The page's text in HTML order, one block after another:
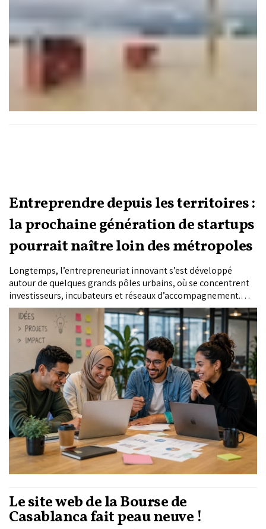
consolider la résilience du Royaume, depuis le financement
des risques jusqu’à la planification territoriale, en passant par
les systèmes d’alerte précoce et la gouvernance des
infrastructures stratégiques.
Entreprendre depuis les territoires :
la prochaine génération de startups
pourrait naître loin des métropoles
Longtemps, l’entrepreneuriat innovant s’est développé
autour de quelques grands pôles urbains, où se concentrent
investisseurs, incubateurs et réseaux d’accompagnement.
Mais l’essor de l’intelligence artificielle, l’accélération de la
transformation numérique et les nouveaux programmes de
formation pourraient redistribuer les cartes. Pour Ali Kettani,
banquier d’affaires et spécialiste du financement des startups
et des PME au Maroc et en Afrique, la prochaine vague
entrepreneuriale pourrait bien émerger des territoires, à
condition de miser sur les infrastructures, les compétences et
les écosystèmes locaux.
Le site web de la Bourse de
Casablanca fait peau neuve !